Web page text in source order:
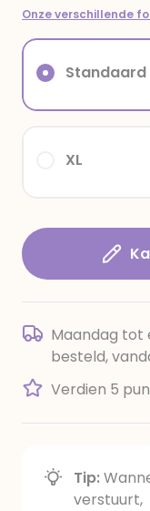
Onze verschillende
XL
Standaard
Maandag tot
besteld,
Verdien 5
Tip:
verstuurt,